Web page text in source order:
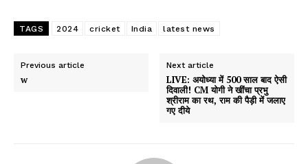
TAGS 2024 cricket India latest news
Previous article
w
Next article
LIVE: अयोध्या में 500 साल बाद ऐसी
दिवाली! CM योगी ने खींचा प्रभु
श्रीराम का रथ, राम की पैड़ी में जलाए
गए दीये